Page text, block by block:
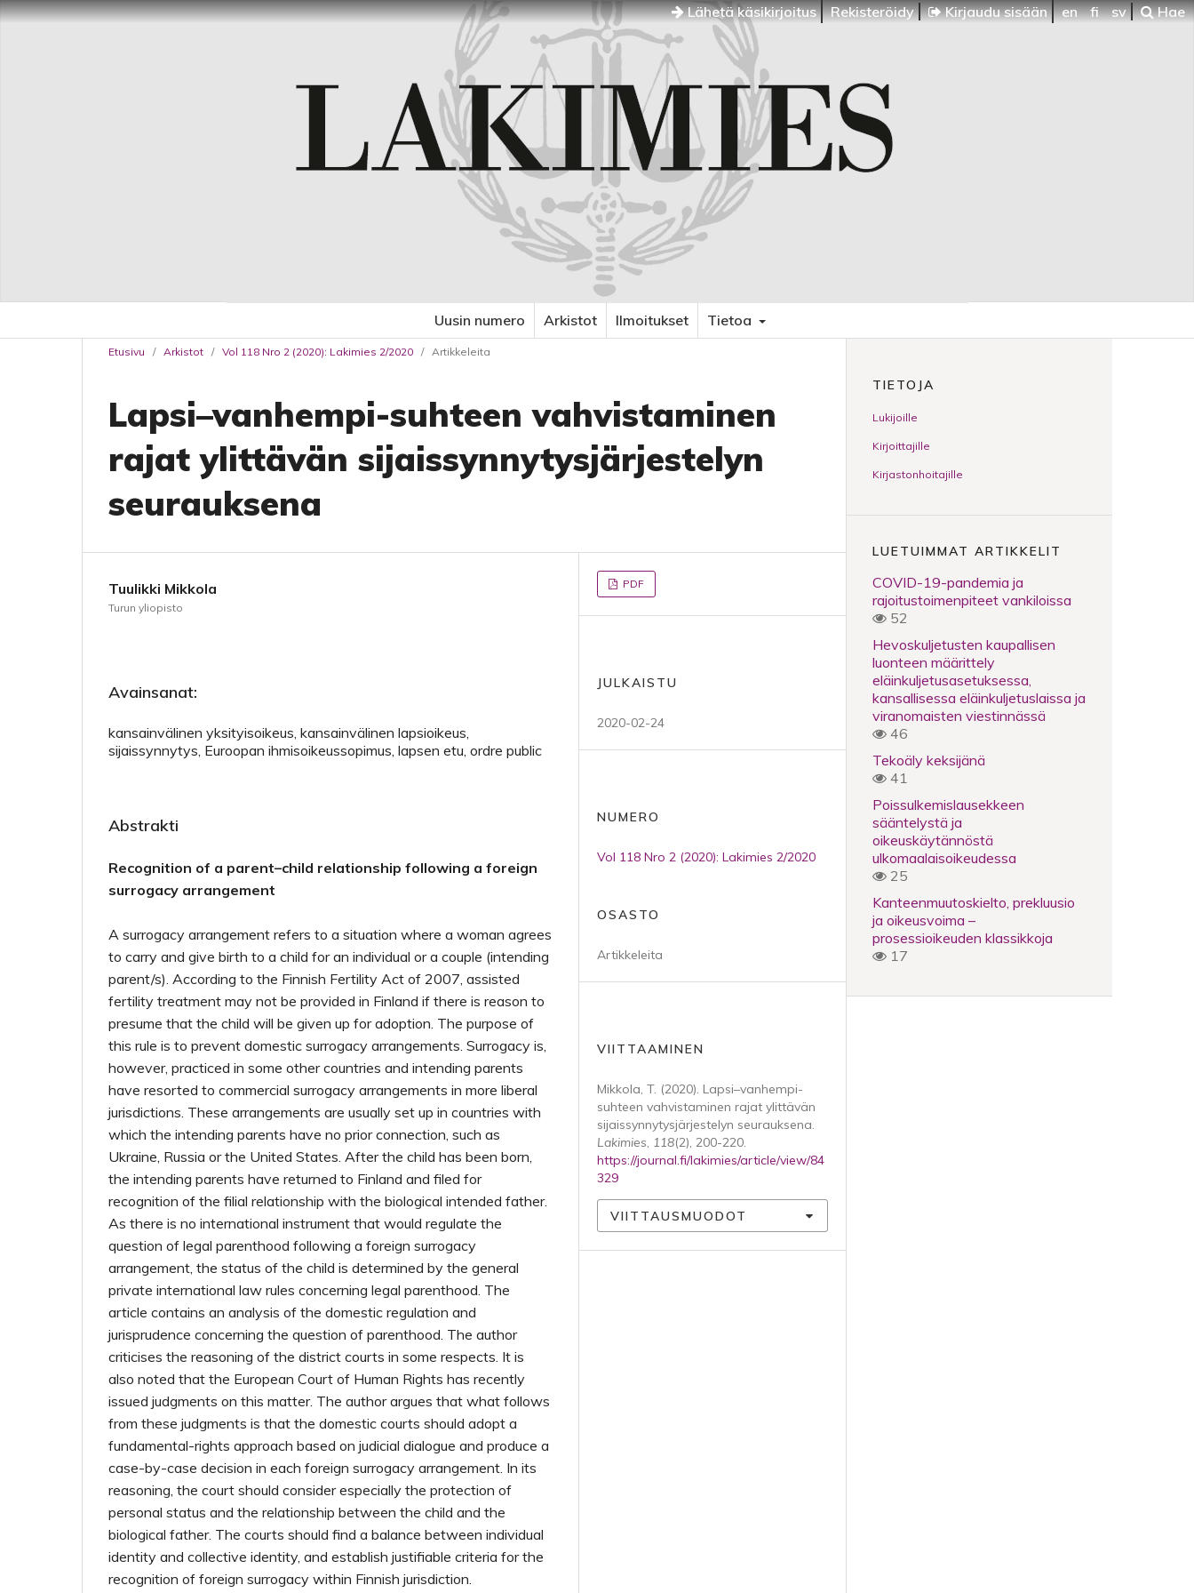
Lähetä käsikirjoitus Rekisteröidy Kirjaudu sisään en fi sv Hae
Uusin numero Arkistot Ilmoitukset Tietoa
Etusivu / Arkistot / Vol 118 Nro 2 (2020): Lakimies 2/2020 / Artikkeleita
Lapsi–vanhempi-suhteen vahvistaminen
rajat ylittävän sijaissynnytysjärjestelyn
seurauksena
Tuulikki Mikkola
Turun yliopisto
Avainsanat:
kansainvälinen yksityisoikeus, kansainvälinen lapsioikeus,
sijaissynnytys, Euroopan ihmisoikeussopimus, lapsen etu, ordre public
Abstrakti
Recognition of a parent–child relationship following a foreign
surrogacy arrangement
A surrogacy arrangement refers to a situation where a woman agrees
to carry and give birth to a child for an individual or a couple (intending
parent/s). According to the Finnish Fertility Act of 2007, assisted
fertility treatment may not be provided in Finland if there is reason to
presume that the child will be given up for adoption. The purpose of
this rule is to prevent domestic surrogacy arrangements. Surrogacy is,
however, practiced in some other countries and intending parents
have resorted to commercial surrogacy arrangements in more liberal
jurisdictions. These arrangements are usually set up in countries with
which the intending parents have no prior connection, such as
Ukraine, Russia or the United States. After the child has been born,
the intending parents have returned to Finland and filed for
recognition of the filial relationship with the biological intended father.
As there is no international instrument that would regulate the
question of legal parenthood following a foreign surrogacy
arrangement, the status of the child is determined by the general
private international law rules concerning legal parenthood. The
article contains an analysis of the domestic regulation and
jurisprudence concerning the question of parenthood. The author
criticises the reasoning of the district courts in some respects. It is
also noted that the European Court of Human Rights has recently
issued judgments on this matter. The author argues that what follows
from these judgments is that the domestic courts should adopt a
fundamental-rights approach based on judicial dialogue and produce a
case-by-case decision in each foreign surrogacy arrangement. In its
reasoning, the court should consider especially the protection of
personal status and the relationship between the child and the
biological father. The courts should find a balance between individual
identity and collective identity, and establish justifiable criteria for the
recognition of foreign surrogacy within Finnish jurisdiction.
PDF
JULKAISTU
2020-02-24
NUMERO
Vol 118 Nro 2 (2020): Lakimies 2/2020
OSASTO
Artikkeleita
VIITTAAMINEN
Mikkola, T. (2020). Lapsi–vanhempi-
suhteen vahvistaminen rajat ylittävän
sijaissynnytysjärjestelyn seurauksena.
Lakimies, 118(2), 200-220.
https://journal.fi/lakimies/article/view/84
329
VIITTAUSMUODOT
TIETOJA
Lukijoille
Kirjoittajille
Kirjastonhoitajille
LUETUIMMAT ARTIKKELIT
COVID-19-pandemia ja
rajoitustoimenpiteet vankiloissa
52
Hevoskuljetusten kaupallisen
luonteen määrittely
eläinkuljetusasetuksessa,
kansallisessa eläinkuljetuslaissa ja
viranomaisten viestinnässä
46
Tekoäly keksijänä
41
Poissulkemislausekkeen
sääntelystä ja
oikeuskäytännöstä
ulkomaalaisoikeudessa
25
Kanteenmuutoskielto, prekluusio
ja oikeusvoima –
prosessioikeuden klassikkoja
17